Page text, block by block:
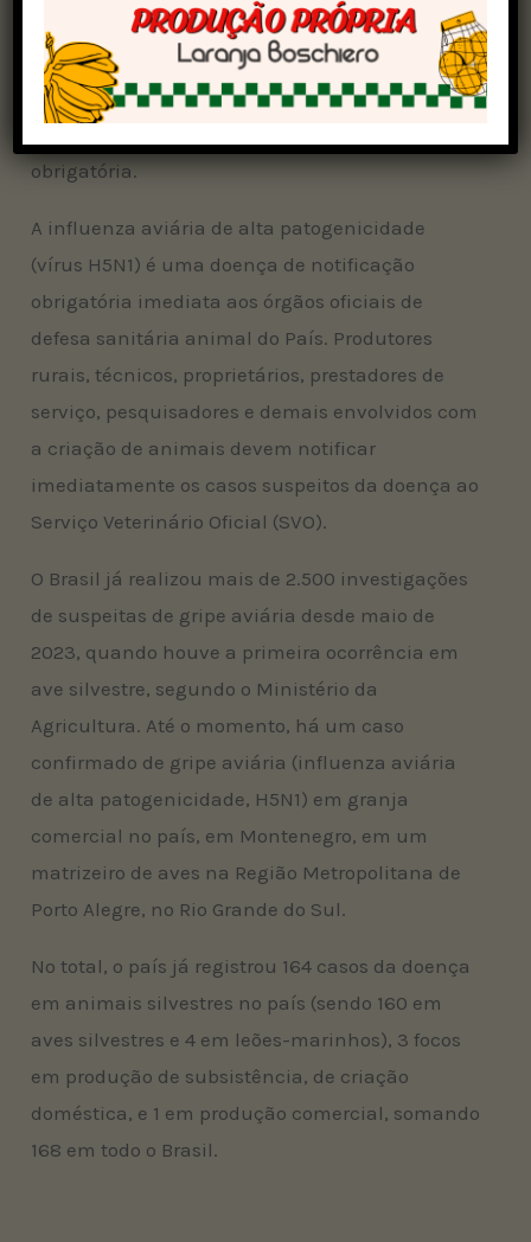
(RJ), Mateus Leme (MG), Belo Horizonte (MG),
Ilhéus (BA) e Icapuí (CE). Essas investigações
são corriqueiras no sistema de defesa
obrigatória.
A influenza aviária de alta patogenicidade
(vírus H5N1) é uma doença de notificação
obrigatória imediata aos órgãos oficiais de
defesa sanitária animal do País. Produtores
rurais, técnicos, proprietários, prestadores de
serviço, pesquisadores e demais envolvidos com
a criação de animais devem notificar
imediatamente os casos suspeitos da doença ao
Serviço Veterinário Oficial (SVO).
O Brasil já realizou mais de 2.500 investigações
de suspeitas de gripe aviária desde maio de
2023, quando houve a primeira ocorrência em
ave silvestre, segundo o Ministério da
Agricultura. Até o momento, há um caso
confirmado de gripe aviária (influenza aviária
de alta patogenicidade, H5N1) em granja
comercial no país, em Montenegro, em um
matrizeiro de aves na Região Metropolitana de
Porto Alegre, no Rio Grande do Sul.
No total, o país já registrou 164 casos da doença
em animais silvestres no país (sendo 160 em
aves silvestres e 4 em leões-marinhos), 3 focos
em produção de subsistência, de criação
doméstica, e 1 em produção comercial, somando
168 em todo o Brasil.